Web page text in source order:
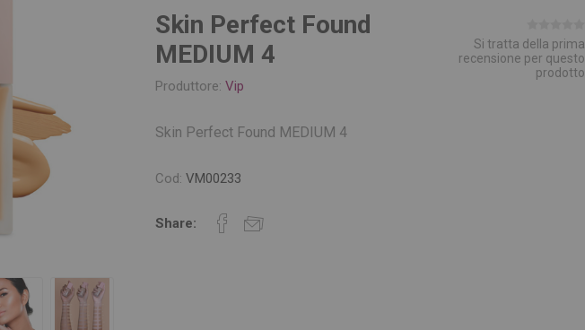
Skin Perfect Found
MEDIUM 4
Produttore: Vip
Si tratta della prima
recensione per questo
prodotto
Skin Perfect Found MEDIUM 4
Cod: VM00233
Share: